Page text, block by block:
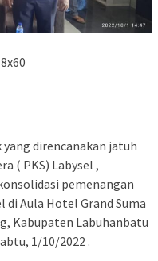
direncanakan jatuh
( PKS) Labysel ,
pemenangan
di Aula Hotel Grand Suma
Kabupaten Labuhanbatu
1/10/2022 .